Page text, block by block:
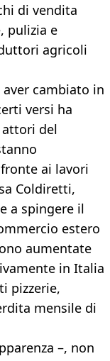
di vendita
pulizia e
agricoli
aver cambiato in
versi ha
del
ai lavori
Coldiretti,
a spingere il
estero
aumentate
in Italia
pizzerie,
mensile di
–, non